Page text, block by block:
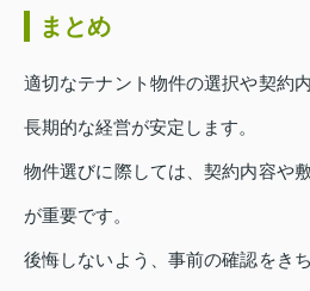
まとめ
適切なテナント物件の選択や契約
長期的な経営が安定します。
物件選びに際しては、契約内容や
が重要です。
後悔しないよう、事前の確認をき